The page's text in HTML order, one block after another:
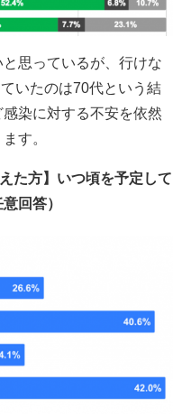
思っているが、行けな
いたのは70代という結
染に対する不安を依然
す。
た方】いつ頃を予定して
回答）